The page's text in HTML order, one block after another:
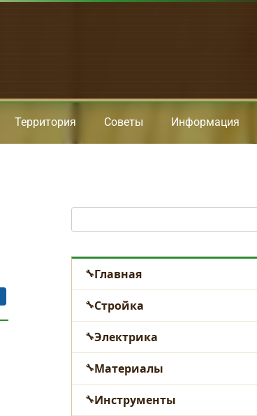
Территория Советы Информация
Главная
Стройка
Электрика
Материалы
Инструменты